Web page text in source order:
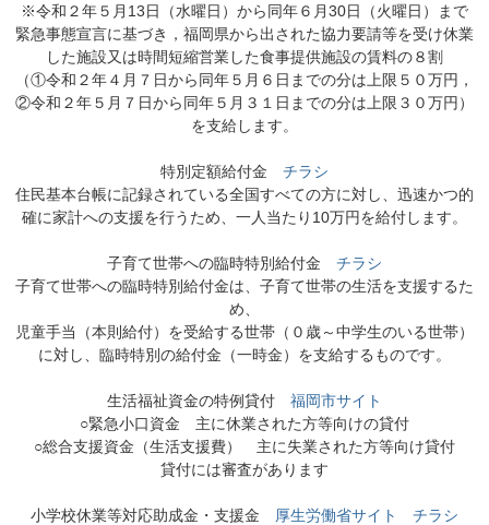
※令和２年５月13日（水曜日）から同年６月30日（火曜日）まで
緊急事態宣言に基づき，福岡県から出された協力要請等を受け休業
した施設又は時間短縮営業した食事提供施設の賃料の８割
（①令和２年４月７日から同年５月６日までの分は上限５０万円，
②令和２年５月７日から同年５月３１日までの分は上限３０万円）
を支給します。
特別定額給付金 チラシ
住民基本台帳に記録されている全国すべての方に対し、迅速かつ的
確に家計への支援を行うため、一人当たり10万円を給付します。
子育て世帯への臨時特別給付金 チラシ
子育て世帯への臨時特別給付金は、子育て世帯の生活を支援するた
め、
児童手当（本則給付）を受給する世帯（０歳～中学生のいる世帯）
に対し、臨時特別の給付金（一時金）を支給するものです。
生活福祉資金の特例貸付 福岡市サイト
○緊急小口資金 主に休業された方等向けの貸付
○総合支援資金（生活支援費） 主に失業された方等向け貸付
貸付には審査があります
小学校休業等対応助成金・支援金 厚生労働省サイト
チラシ